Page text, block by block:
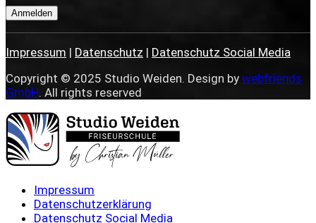
Anmelden
Impressum | Datenschutz | Datenschutz Social Media
Copyright © 2025 Studio Weiden. Design by webfriends
GmbH. All rights reserved
Impressum
Datenschutzerklärung
Datenschutz Social Media